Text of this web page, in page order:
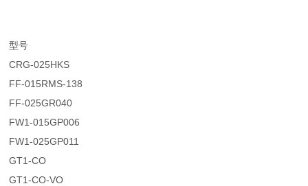
型号
CRG-025HKS
FF-015RMS-138
FF-025GR040
FW1-015GP006
FW1-025GP011
GT1-CO
GT1-CO-VO